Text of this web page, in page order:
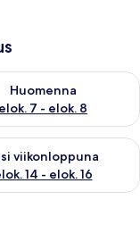
7
Huomenna
elok. 7 - elok. 8
saatavuus
7 - elok. 9
viikonloppuna
14 - elok. 16
viikonlopun